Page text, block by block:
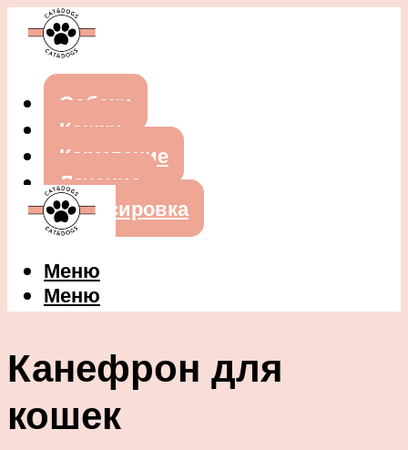
Собаки
Кошки
Кормление
Лечение
Дрессировка
Меню
Меню
Канефрон для
кошек